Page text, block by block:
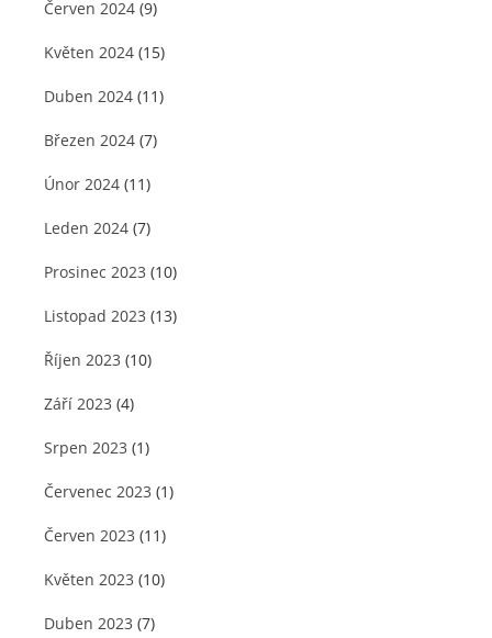
Červen 2024 (9)
Květen 2024 (15)
Duben 2024 (11)
Březen 2024 (7)
Únor 2024 (11)
Leden 2024 (7)
Prosinec 2023 (10)
Listopad 2023 (13)
Říjen 2023 (10)
Září 2023 (4)
Srpen 2023 (1)
Červenec 2023 (1)
Červen 2023 (11)
Květen 2023 (10)
Duben 2023 (7)